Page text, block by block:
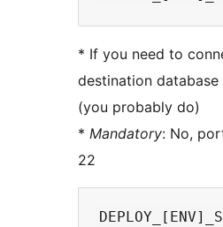
* If you need to
destination database
(you probably do)
* Mandatory: No,
22